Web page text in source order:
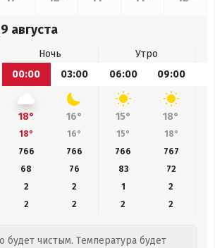
августа
Ночь
Утро
00:00
03:00 06:00 09:00
18° 16° 15° 18°
18° 16° 15° 18°
766
766 766 767
68
76 83 72
2
2 1
2
2
2 2 2
будет чистым. Температура будет